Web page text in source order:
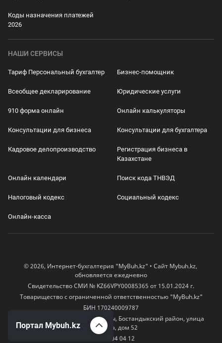
Коды назначения платежей
2026
НАШИ СЕРВИСЫ
Тариф Персональный бухгалтер Бизнес-помощник
Всеобщее декларирование Юридические услуги
910 форма онлайн Онлайн калькуляторы
Консультации для бизнеса Консультации для бухгалтера
Кадровое делопроизводство
Регистрация бизнеса в
Казахстане
Онлайн календари Поиск кода ТНВЭД
Налоговый кодекс Социальный кодекс
Онлайн-касса
© 2026, Интернет-бухгалтерия "MyBuh.kz" • Сайт Mybuh.kz,
обновляется ежедневно
Свидетельство СМИ № KZ66VPY00085365 от 15.01.2024 г.
Товарищество с ограниченной ответственностью "MyBuh.kz"
БИН 170240009787
050000, Казахстан, город Алматы, Бостандыкский район, улица
Егизбаева, дом 52
+7 777 504 04 12
Портал Mybuh.kz